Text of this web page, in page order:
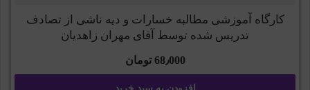
کارگاه آموزشی مطالبه خسارات و دیه ناشی از تصادف
تدریس شده توسط آقای مهران زاهدیان
68٫000 تومان